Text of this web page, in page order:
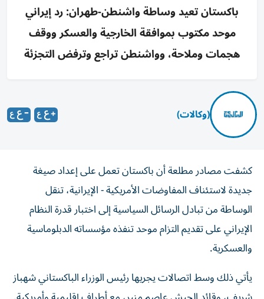
باكستان تعيد وساطة واشنطن-طهران: رد إيراني
موحد مكتوب بموافقة الخارجية والعسكر ووقف
هجمات وملاحة، وواشنطن تراجع وترفض التجزئة
(وكالات)
كشفت مصادر مطلعة أن باكستان تعمل على إعداد صيغة
جديدة لاستئناف المفاوضات الأمريكية - الإيرانية، تنقل
الوساطة من تبادل الرسائل السياسية إلى اختبار قدرة النظام
الإيراني على تقديم التزام موحد تنفذه مؤسساته الدبلوماسية
والعسكرية.
يأتي ذلك وسط اتصالات يجريها رئيس الوزراء الباكستاني شهباز